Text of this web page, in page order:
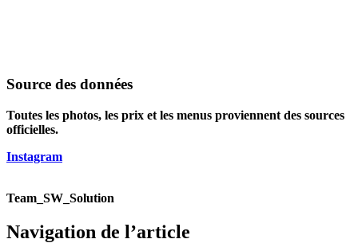
Source des données
Toutes les photos, les prix et les menus proviennent des sources
officielles.
Instagram
Team_SW_Solution
Navigation de l’article